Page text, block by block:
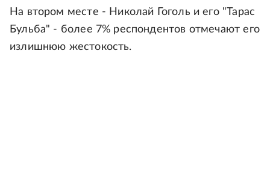
На втором месте - Николай Гоголь и его "Тарас
Бульба" - более 7% респондентов отмечают его
излишнюю жестокость.